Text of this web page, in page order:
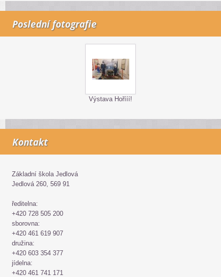
Poslední fotografie
Výstava Hořííí!
Kontakt
Základní škola Jedlová
Jedlová 260, 569 91
ředitelna:
+420 728 505 200
sborovna:
+420 461 619 907
družina:
+420 603 354 377
jídelna:
+420 461 741 171